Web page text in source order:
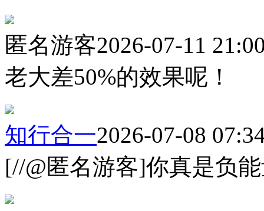
匿名游客2026-07-11
老大差50%的效果呢！
知行合一2026-07-08
[//@匿名游客]你真是负